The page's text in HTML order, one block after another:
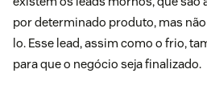
por determinado produto, mas
lo. Esse lead, assim como o frio,
para que o negócio seja finalizado.